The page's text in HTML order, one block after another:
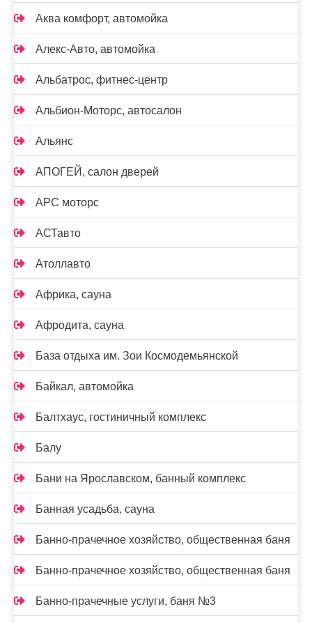
Аква комфорт, автомойка
Алекс-Авто, автомойка
Альбатрос, фитнес-центр
Альбион-Моторс, автосалон
Альянс
АПОГЕЙ, салон дверей
АРС моторс
АСТавто
Атоллавто
Африка, сауна
Афродита, сауна
База отдыха им. Зои Космодемьянской
Байкал, автомойка
Балтхаус, гостиничный комплекс
Балу
Бани на Ярославском, банный комплекс
Банная усадьба, сауна
Банно-прачечное хозяйство, общественная баня
Банно-прачечное хозяйство, общественная баня
Банно-прачечные услуги, баня №3